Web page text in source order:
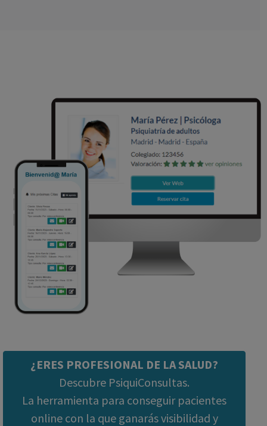
¿ERES PROFESIONAL DE LA SALUD?
Descubre PsiquiConsultas.
La herramienta para conseguir pacientes
online con la que ganarás visibilidad y